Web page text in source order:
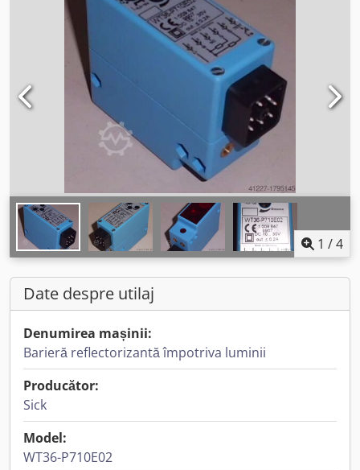
1 /4
Date despre utilaj
Denumirea mașinii:
Barieră reflectorizantă împotriva luminii
Producător:
Sick
Model:
WT36-P710E02